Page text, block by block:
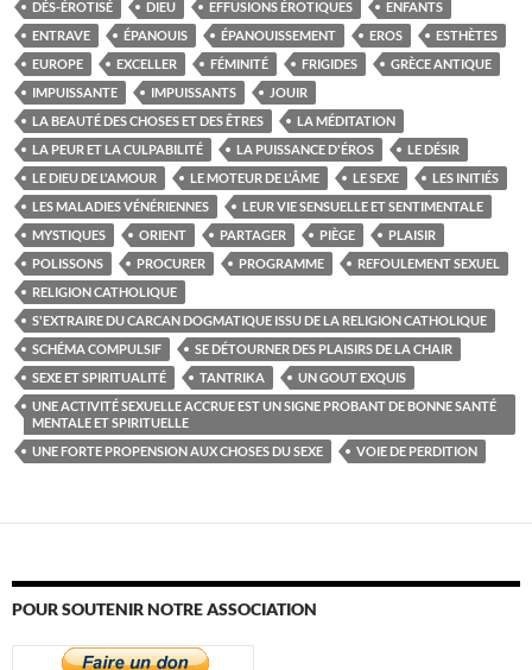
DÉS-ÉROTISÉ
DIEU EFFUSIONS ÉROTIQUES
ENFANTS
ENTRAVE
ÉPANOUIS ÉPANOUISSEMENT EROS
ESTHÈTES
EUROPE
EXCELLER FÉMINITÉ FRIGIDES
GRÈCE ANTIQUE
IMPUISSANTE
IMPUISSANTS
JOUIR
LA BEAUTÉ DES CHOSES ET DES ÊTRES
LA MÉDITATION
LA PEUR ET LA CULPABILITÉ
LA PUISSANCE D'ÉROS
LE DÉSIR
LE DIEU DE L'AMOUR
LE MOTEUR DE L'ÂME LE SEXE
LES INITIÉS
LES MALADIES VÉNÉRIENNES
LEUR VIE SENSUELLE ET SENTIMENTALE
MYSTIQUES
ORIENT PARTAGER PIÈGE
PLAISIR
POLISSONS
PROCURER PROGRAMME
REFOULEMENT SEXUEL
RELIGION CATHOLIQUE
S'EXTRAIRE DU CARCAN DOGMATIQUE ISSU DE LA RELIGION CATHOLIQUE
SCHÉMA COMPULSIF
SE DÉTOURNER DES PLAISIRS DE LA CHAIR
SEXE ET SPIRITUALITÉ
TANTRIKA
UN GOUT EXQUIS
UNE ACTIVITÉ SEXUELLE ACCRUE EST UN SIGNE PROBANT DE BONNE SANTÉ
MENTALE ET SPIRITUELLE
UNE FORTE PROPENSION AUX CHOSES DU SEXE
VOIE DE PERDITION
POUR SOUTENIR NOTRE ASSOCIATION